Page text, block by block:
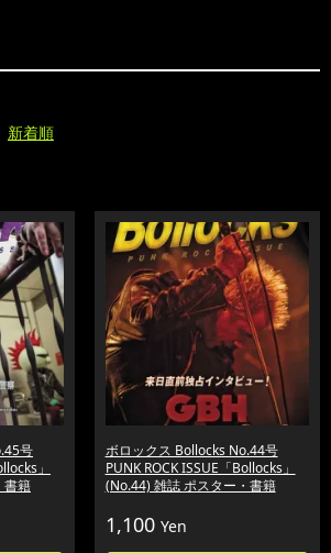
新着順
号
」
書籍
ボロックス Bollocks No.44号
PUNK ROCK ISSUE「Bollocks」
(No.44) 雑誌 ポスター・書籍
1,100 Yen